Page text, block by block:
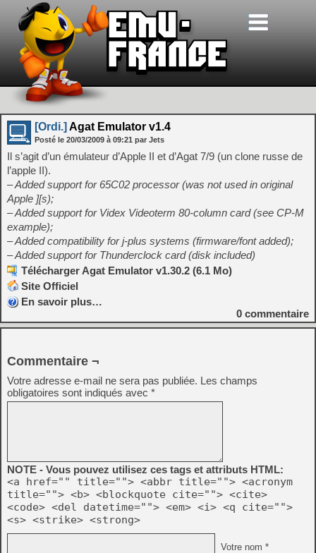
[Ordi.] Agat Emulator v1.4
Posté le 20/03/2009 à 09:21 par Jets
Il s’agit d’un émulateur d’Apple II et d’Agat 7/9 (un clone russe de
l’apple II).
– Added support for 65C02 processor (was not used in original
Apple ][s);
– Added support for Videx Videoterm 80-column card (see CP-M
example);
– Added compatibility for j-plus systems (firmware/font added);
– Added support for Thunderclock card (disk included)
Télécharger Agat Emulator v1.30.2 (6.1 Mo)
Site Officiel
En savoir plus…
0 commentaire
Commentaire ¬
Votre adresse e-mail ne sera pas publiée. Les champs
obligatoires sont indiqués avec *
NOTE - Vous pouvez utilisez ces tags et attributs HTML:
<a href="" title=""> <abbr title=""> <acronym
title=""> <b> <blockquote cite=""> <cite>
<code> <del datetime=""> <em> <i> <q cite="">
<s> <strike> <strong>
Votre nom *